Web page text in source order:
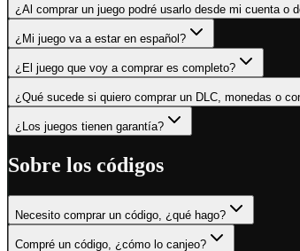
¿Al comprar un juego podré usarlo desde mi cuenta o
¿Mi juego va a estar en español?
¿El juego que voy a comprar es completo?
¿Qué sucede si quiero comprar un DLC, monedas o
¿Los juegos tienen garantía?
Sobre los códigos
Necesito comprar un código, ¿qué hago?
Compré un código, ¿cómo lo canjeo?